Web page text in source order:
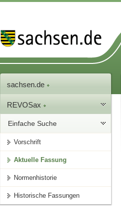
sachsen.de
REVOSax
Einfache Suche
Vorschrift
Aktuelle Fassung
Normenhistorie
Historische Fassungen